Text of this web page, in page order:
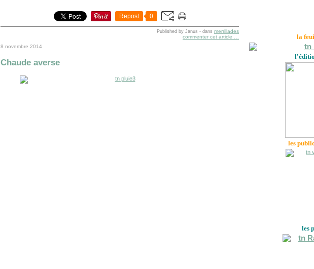
Repost 0
Published by Janus - dans merrillades
commenter cet article
8 novembre 2014
Chaude averse
la
les
les